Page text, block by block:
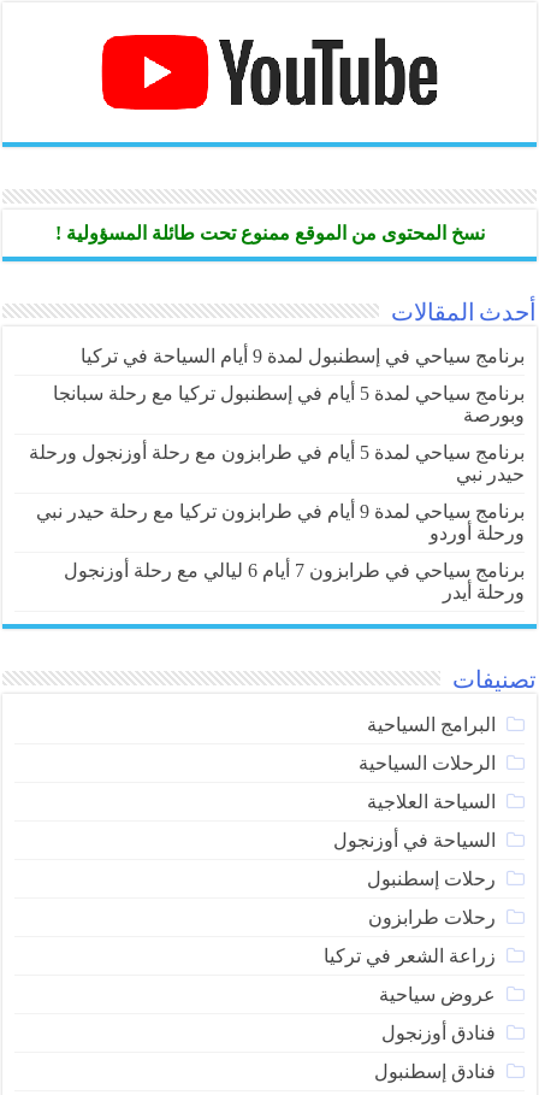
نسخ المحتوى من الموقع ممنوع تحت طائلة المسؤولية !
أحدث المقالات
برنامج سياحي في إسطنبول لمدة 9 أيام السياحة في تركيا
برنامج سياحي لمدة 5 أيام في إسطنبول تركيا مع رحلة سبانجا
وبورصة
برنامج سياحي لمدة 5 أيام في طرابزون مع رحلة أوزنجول ورحلة
حيدر نبي
برنامج سياحي لمدة 9 أيام في طرابزون تركيا مع رحلة حيدر نبي
ورحلة أوردو
برنامج سياحي في طرابزون 7 أيام 6 ليالي مع رحلة أوزنجول
ورحلة أيدر
تصنيفات
البرامج السياحية
الرحلات السياحية
السياحة العلاجية
السياحة في أوزنجول
رحلات إسطنبول
رحلات طرابزون
زراعة الشعر في تركيا
عروض سياحية
فنادق أوزنجول
فنادق إسطنبول